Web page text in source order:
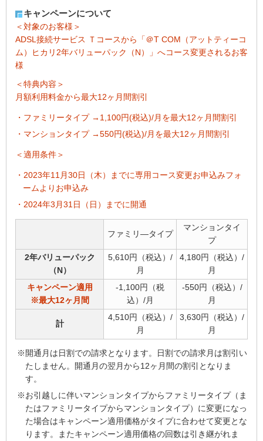
キャンペーンについて
＜対象のお客様＞
ADSL接続サービス Ｔコースから「＠T COM（アットティーコ
ム）ヒカリ2年バリューパック（N）」へコース変更されるお客
様
＜特典内容＞
月額利用料金から最大12ヶ月間割引
・ファミリータイプ →1,100円(税込)/月を最大12ヶ月間割引
・マンションタイプ →550円(税込)/月を最大12ヶ月間割引
＜適用条件＞
・2023年11月30日（木）までに専用コース変更お申込みフォ
ームよりお申込み
・2024年3月31日（日）までに開通
ファミリ―タイプ
マンションタイ
プ
2年バリューパック
（N）
5,610円（税込）/
月
4,180円（税込）/
月
キャンペーン適用
※最大12ヶ月間
-1,100円（税
込）/月
-550円（税込）/
月
計
4,510円（税込）/
月
3,630円（税込）/
月
※開通月は日割での請求となります。日割での請求月は割引い
たしません。開通月の翌月から12ヶ月間の割引となりま
す。
※お引越しに伴いマンションタイプからファミリータイプ（ま
たはファミリータイプからマンションタイプ）に変更になっ
た場合はキャンペーン適用価格がタイプに合わせて変更とな
ります。またキャンペーン適用価格の回数は引き継がれま